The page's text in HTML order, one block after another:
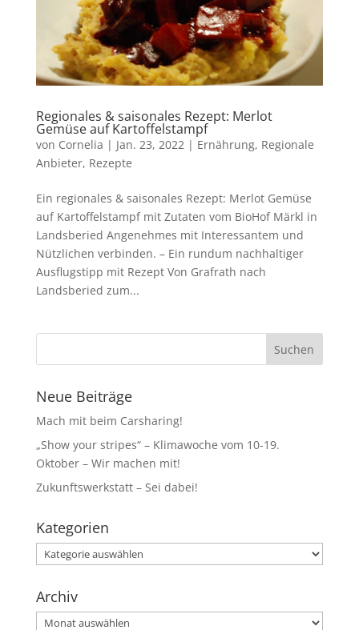
Regionales & saisonales Rezept: Merlot
Gemüse auf Kartoffelstampf
von Cornelia | Jan. 23, 2022| Ernährung, Regionale
Anbieter, Rezepte
Ein regionales & saisonales Rezept: Merlot Gemüse
auf Kartoffelstampf mit Zutaten vom BioHof Märkl in
Landsberied Angenehmes mit Interessantem und
Nützlichen verbinden. – Ein rundum nachhaltiger
Ausflugstipp mit Rezept Von Grafrath nach
Landsberied zum...
Neue Beiträge
Mach mit beim Carsharing!
„Show your stripes“ – Klimawoche vom 10-19.
Oktober – Wir machen mit!
Zukunftswerkstatt – Sei dabei!
Kategorien
Kategorien
Archiv
Archiv